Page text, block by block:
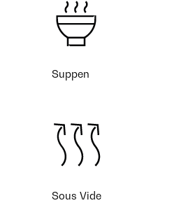
Suppen
Sous Vide